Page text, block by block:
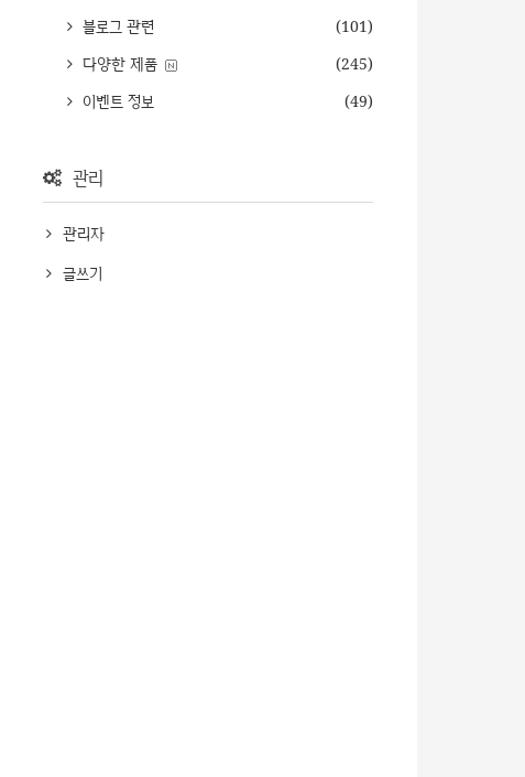
블로그 관련
(101)
다양한 제품
(245)
이벤트 정보
(49)
관리
관리자
글쓰기